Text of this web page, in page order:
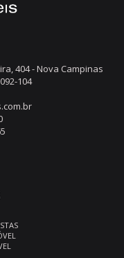
404 - Nova Campinas
104